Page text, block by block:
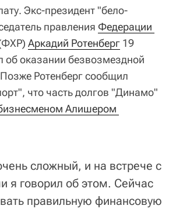
Экс-президент "бело-
правления Федерации
Аркадий Ротенберг 19
об оказании безвозмездной
Ротенберг сообщил
что часть долгов "Динамо"
Алишером
сложный, и на встрече с
я говорил об этом. Сейчас
правильную финансовую